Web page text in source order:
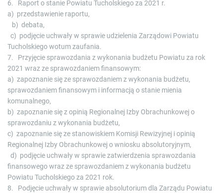
6. Raport o stanie Powiatu Tucholskiego za 2021 r.
a) przedstawienie raportu,
b) debata,
c) podjęcie uchwały w sprawie udzielenia Zarządowi Powiatu
Tucholskiego wotum zaufania.
7. Przyjęcie sprawozdania z wykonania budżetu Powiatu za rok
2021 wraz ze sprawozdaniem finansowym:
a) zapoznanie się ze sprawozdaniem z wykonania budżetu,
sprawozdaniem finansowym i informacją o stanie mienia
komunalnego,
b) zapoznanie się z opinią Regionalnej Izby Obrachunkowej o
sprawozdaniu z wykonania budżetu,
c) zapoznanie się ze stanowiskiem Komisji Rewizyjnej i opinią
Regionalnej Izby Obrachunkowej o wniosku absolutoryjnym,
d) podjęcie uchwały w sprawie zatwierdzenia sprawozdania
finansowego wraz ze sprawozdaniem z wykonania budżetu
Powiatu Tucholskiego za 2021 rok.
8. Podjęcie uchwały w sprawie absolutorium dla Zarządu Powiatu